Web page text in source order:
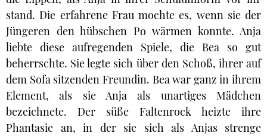
stand. Die erfahrene Frau mochte es, wenn sie der
Jüngeren den hübschen Po wärmen konnte. Anja
liebte diese aufregenden Spiele, die Bea so gut
beherrschte. Sie legte sich über den Schoß, ihrer auf
dem Sofa sitzenden Freundin. Bea war ganz in ihrem
Element, als sie Anja als unartiges Mädchen
bezeichnete. Der süße Faltenrock heizte ihre
Phantasie an, in der sie sich als Anjas strenge